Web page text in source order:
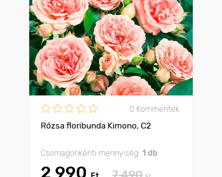
0 Kommentek
Rózsa floribunda Kimono, C2
Csomagonkénti mennyiség: 1 db
2 990